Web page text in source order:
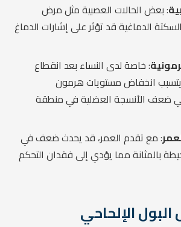
: بعض الحالات العصبية مثل مرض
الدماغية قد تؤثر على إشارات الدماغ
: خاصة لدى النساء بعد انقطاع
انخفاض مستويات هرمون
ضعف الأنسجة العضلية في منطقة
: مع تقدم العمر، قد يحدث ضعف في
بالمثانة مما يؤدي إلى فقدان التحكم
الإلحاحي